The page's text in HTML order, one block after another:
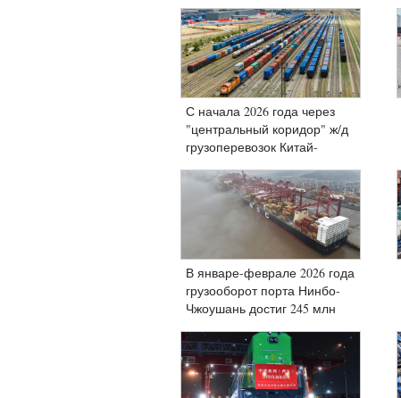
С начала 2026 года через
"центральный коридор" ж/д
грузоперевозок Китай-
поездов
В январе-феврале 2026 года
грузооборот порта Нинбо-
Чжоушань достиг 245 млн